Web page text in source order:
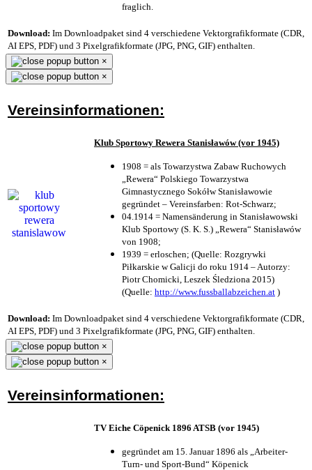
fraglich.
Download: Im Downloadpaket sind 4 verschiedene Vektorgrafikformate (CDR,
AI EPS, PDF) und 3 Pixelgrafikformate (JPG, PNG, GIF) enthalten.
×
×
Vereinsinformationen:
Klub Sportowy Rewera Stanisławów (vor 1945)
1908 = als Towarzystwa Zabaw Ruchowych
„Rewera“ Polskiego Towarzystwa
Gimnastycznego Sokółw Stanisławowie
gegründet – Vereinsfarben: Rot-Schwarz;
04.1914 = Namensänderung in Stanisławowski
Klub Sportowy (S. K. S.) „Rewera“ Stanisławów
von 1908;
1939 = erloschen; (Quelle: Rozgrywki
Piłkarskie w Galicji do roku 1914 – Autorzy:
Piotr Chomicki, Leszek Śledziona 2015)
(Quelle: http://www.fussballabzeichen.at )
Download: Im Downloadpaket sind 4 verschiedene Vektorgrafikformate (CDR,
AI EPS, PDF) und 3 Pixelgrafikformate (JPG, PNG, GIF) enthalten.
×
×
Vereinsinformationen:
TV Eiche Cöpenick 1896 ATSB (vor 1945)
gegründet am 15. Januar 1896 als „Arbeiter-
Turn- und Sport-Bund“ Köpenick